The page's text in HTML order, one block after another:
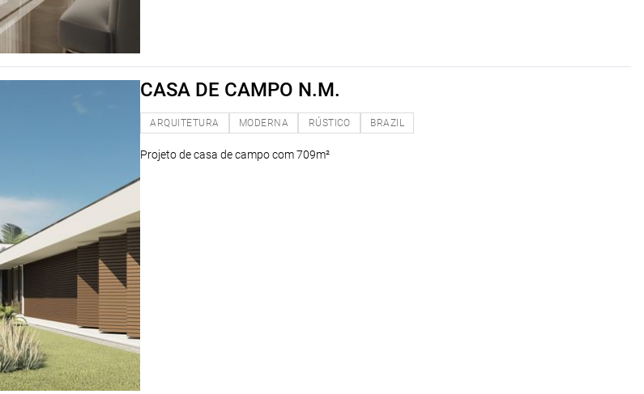
CASA DE CAMPO N.M.
ARQUITETURA MODERNA RÚSTICO BRAZIL
Projeto de casa de campo com 709m²